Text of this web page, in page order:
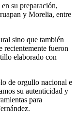
su preparación,
y Morelia, entre
sino que también
recientemente fueron
elaborado con
de orgullo nacional e
su autenticidad y
para